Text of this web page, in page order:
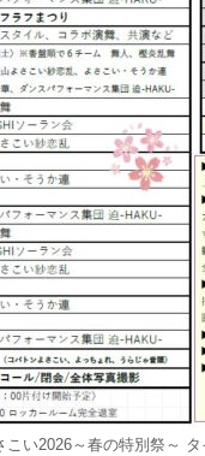
こい2026～春の特別祭～